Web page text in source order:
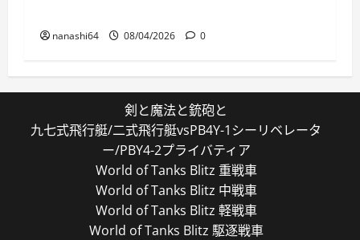
nanashi64 08/04/2026 0
剣と魔法と銃砲と
九七式飛行艇/二式飛行艇vsPB4Y-1シーリベレータ
ー/PBY4-2プライバティア
World of Tanks Blitz 重戦車
World of Tanks Blitz 中戦車
World of Tanks Blitz 軽戦車
World of Tanks Blitz 駆逐戦車